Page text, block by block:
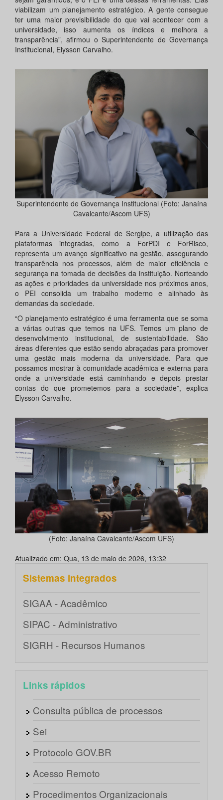
viabilizam um planejamento estratégico. A gente consegue
ter uma maior previsibilidade do que vai acontecer com a
universidade, isso aumenta os índices e melhora a
transparência”, afirmou o Superintendente de Governança
Institucional, Elysson Carvalho.
Superintendente de Governança Institucional (Foto: Janaína
Cavalcante/Ascom UFS)
Para a Universidade Federal de Sergipe, a utilização das
plataformas integradas, como a ForPDI e ForRisco,
representa um avanço significativo na gestão, assegurando
transparência nos processos, além de maior eficiência e
segurança na tomada de decisões da instituição. Norteando
as ações e prioridades da universidade nos próximos anos,
o PEI consolida um trabalho moderno e alinhado às
demandas da sociedade.
“O planejamento estratégico é uma ferramenta que se soma
a várias outras que temos na UFS. Temos um plano de
desenvolvimento institucional, de sustentabilidade. São
áreas diferentes que estão sendo abraçadas para promover
uma gestão mais moderna da universidade. Para que
possamos mostrar à comunidade acadêmica e externa para
onde a universidade está caminhando e depois prestar
contas do que prometemos para a sociedade”, explica
Elysson Carvalho.
(Foto: Janaína Cavalcante/Ascom UFS)
Atualizado em: Qua, 13 de maio de 2026, 13:32
Sistemas integrados
SIGAA - Acadêmico
SIPAC - Administrativo
SIGRH - Recursos Humanos
Links rápidos
Consulta pública de processos
Sei
Protocolo GOV.BR
Acesso Remoto
Procedimentos Organizacionais